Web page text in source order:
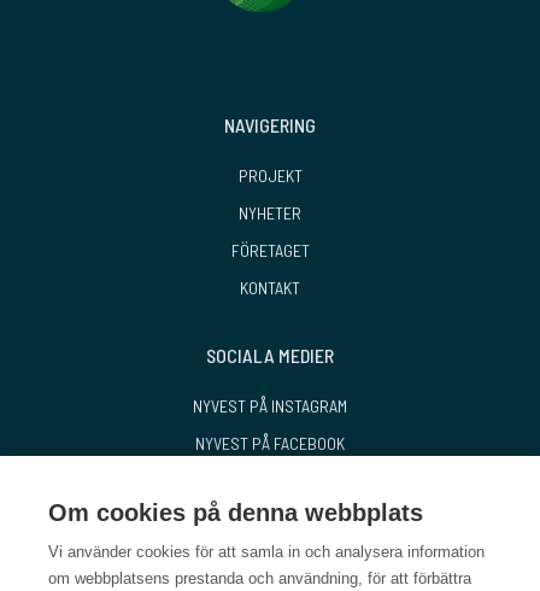
NAVIGERING
PROJEKT
NYHETER
FÖRETAGET
KONTAKT
SOCIALA MEDIER
NYVEST PÅ INSTAGRAM
NYVEST PÅ FACEBOOK
Om cookies på denna webbplats
Vi använder cookies för att samla in och analysera information
om webbplatsens prestanda och användning, för att förbättra